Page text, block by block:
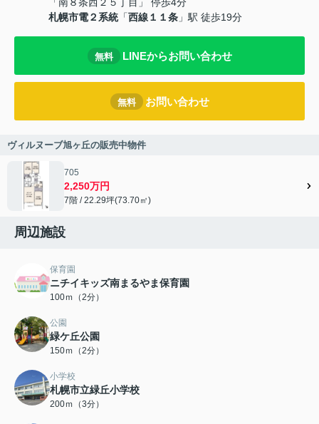
「南８条西２５丁目」 停歩4分
札幌市電２系統「西線１１条 」駅 徒歩19分
無料 LINEからお問い合わせ
無料 お問い合わせ
ヴィルヌーブ旭ヶ丘の販売中物件
705
2,250万円
7階 / 22.29坪(73.70㎡)
周辺施設
保育園
ニチイキッズ南まるやま保育園
100ｍ（2分）
公園
緑ケ丘公園
150ｍ（2分）
小学校
札幌市立緑丘小学校
200ｍ（3分）